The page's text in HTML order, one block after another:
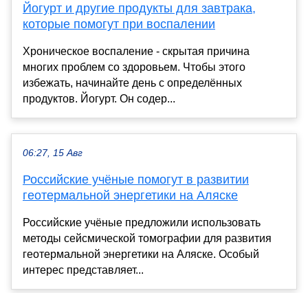
Йогурт и другие продукты для завтрака,
которые помогут при воспалении
Хроническое воспаление - скрытая причина
многих проблем со здоровьем. Чтобы этого
избежать, начинайте день с определённых
продуктов. Йогурт. Он содер...
06:27, 15 Авг
Российские учёные помогут в развитии
геотермальной энергетики на Аляске
Российские учёные предложили использовать
методы сейсмической томографии для развития
геотермальной энергетики на Аляске. Особый
интерес представляет...